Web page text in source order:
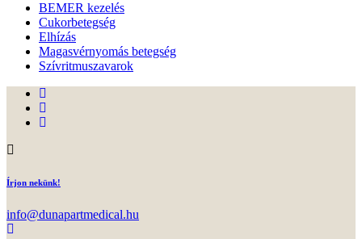
BEMER kezelés
Cukorbetegség
Elhízás
Magasvérnyomás betegség
Szívritmuszavarok
Írjon nekünk!
info@dunapartmedical.hu